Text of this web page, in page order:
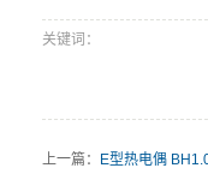
关键词：
上一篇：
E型热电偶